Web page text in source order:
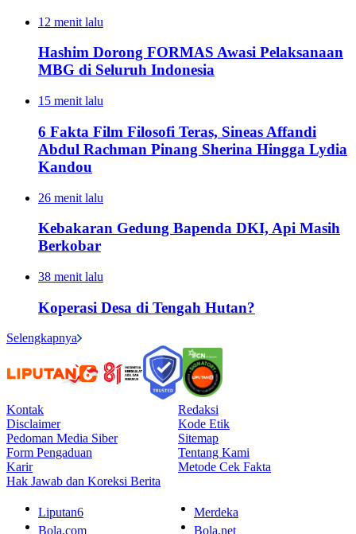
12 menit lalu
Hashim Dorong FORMAS Awasi Pelaksanaan
MBG di Seluruh Indonesia
15 menit lalu
6 Fakta Film Filosofi Teras, Sineas Affandi
Abdul Rachman Pinang Sherina Hingga Lydia
Kandou
26 menit lalu
Kebakaran Gedung Bapenda DKI, Api Masih
Berkobar
38 menit lalu
Koperasi Desa di Tengah Hutan?
Selengkapnya
Kontak
Redaksi
Disclaimer
Kode Etik
Pedoman Media Siber
Sitemap
Form Pengaduan
Tentang Kami
Karir
Metode Cek Fakta
Hak Jawab dan Koreksi Berita
Liputan6
Merdeka
Bola.com
Bola.net